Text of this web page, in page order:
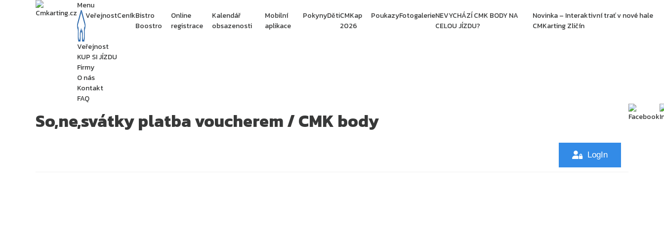
Menu
VeřejnostCeníkBistro
Boostro
Online
registrace
Kalendář
obsazenosti
Mobilní
aplikace
PokynyDětiCMKap
2026
PoukazyFotogalerieNEVYCHÁZÍ CMK BODY NA
CELOU JÍZDU?
Novinka – Interaktivní trať v nové hale
CMKarting Zličín
Veřejnost
KUP SI JÍZDU
Firmy
O nás
Kontakt
FAQ
So,ne,svátky platba voucherem / CMK body